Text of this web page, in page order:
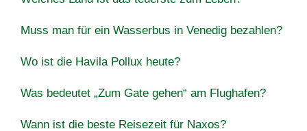
Muss man für ein Wasserbus in Venedig bezahlen?
Wo ist die Havila Pollux heute?
Was bedeutet „Zum Gate gehen“ am Flughafen?
Wann ist die beste Reisezeit für Naxos?